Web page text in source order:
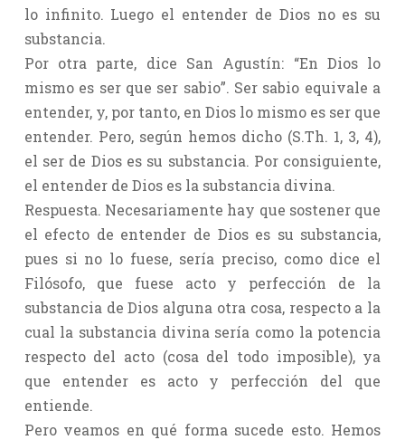
lo infinito. Luego el entender de Dios no es su
substancia.
Por otra parte, dice San Agustín: “En Dios lo
mismo es ser que ser sabio”. Ser sabio equivale a
entender, y, por tanto, en Dios lo mismo es ser que
entender. Pero, según hemos dicho (S.Th. 1, 3, 4),
el ser de Dios es su substancia. Por consiguiente,
el entender de Dios es la substancia divina.
Respuesta. Necesariamente hay que sostener que
el efecto de entender de Dios es su substancia,
pues si no lo fuese, sería preciso, como dice el
Filósofo, que fuese acto y perfección de la
substancia de Dios alguna otra cosa, respecto a la
cual la substancia divina sería como la potencia
respecto del acto (cosa del todo imposible), ya
que entender es acto y perfección del que
entiende.
Pero veamos en qué forma sucede esto. Hemos